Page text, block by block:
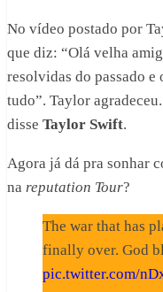
No vídeo postado por
que diz: “Olá velha
resolvidas do passado
tudo”. Taylor
disse Taylor Swift.
Agora já dá pra sonhar
na reputation Tour?
The war that has
finally over. God
pic.twitter.com/